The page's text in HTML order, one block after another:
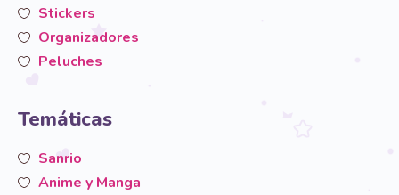
Stickers
Organizadores
Peluches
Temáticas
Sanrio
Anime y Manga